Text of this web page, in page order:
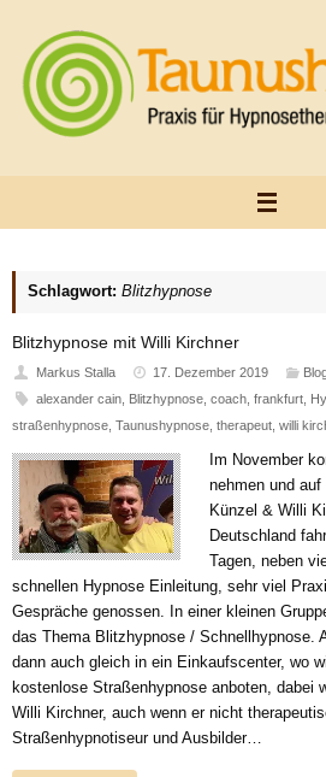
springen
Schlagwort: Blitzhypnose
Blitzhypnose mit Willi Kirchner
Markus Stalla 17. Dezember 2019
alexander cain, Blitzhypnose, coach, frankfurt,
straßenhypnose Taunushypnose therapeut willi
Im November
nehmen und
Künzel & Willi
Deutschland
Tagen, neben
schnellen Hypnose Einleitung, sehr viel
Gespräche genossen. In einer kleinen
das Thema Blitzhypnose / Schnellhypnose.
dann auch gleich in ein Einkaufscenter, wo
kostenlose Straßenhypnose anboten, dabei
Willi Kirchner, auch wenn er nicht
Straßenhypnotiseur und Ausbilder…